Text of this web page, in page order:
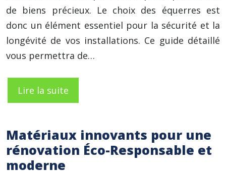
de biens précieux. Le choix des équerres est
donc un élément essentiel pour la sécurité et la
longévité de vos installations. Ce guide détaillé
vous permettra de…
Lire la suite
Matériaux innovants pour une
rénovation Éco-Responsable et
moderne